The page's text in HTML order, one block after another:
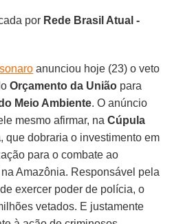
por Rede Brasil Atual -
anunciou hoje (23) o veto
Orçamento da União para
Meio Ambiente. O anúncio
mesmo afirmar, naCúpula
, que dobraria o investimento em
para o combate ao
Amazônia. Responsável pela
exercer poder de polícia, o
vetados. E justamente